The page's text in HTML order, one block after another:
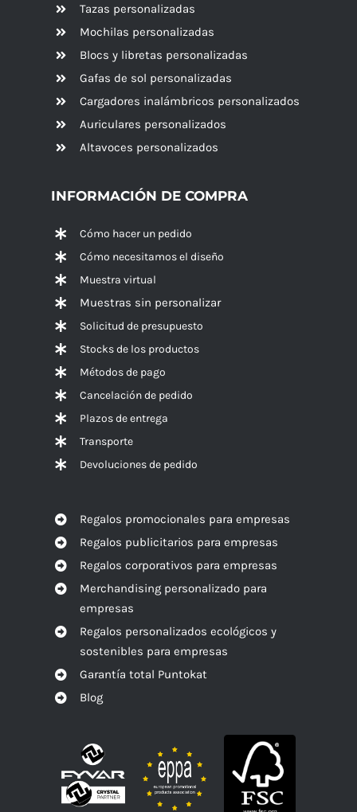
Tazas personalizadas
Mochilas personalizadas
Blocs y libretas personalizadas
Gafas de sol personalizadas
Cargadores inalámbricos personalizados
Auriculares personalizados
Altavoces personalizados
INFORMACIÓN DE COMPRA
Cómo hacer un pedido
Cómo necesitamos el diseño
Muestra virtual
Muestras sin personalizar
Solicitud de presupuesto
Stocks de los productos
Métodos de pago
Cancelación de pedido
Plazos de entrega
Transporte
Devoluciones de pedido
Regalos promocionales para empresas
Regalos publicitarios para empresas
Regalos corporativos para empresas
Merchandising personalizado para
empresas
Regalos personalizados ecológicos y
sostenibles para empresas
Garantía total Puntokat
Blog